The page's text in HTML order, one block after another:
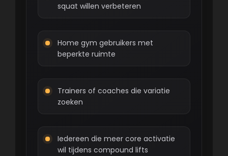
squat willen verbeteren
Home gym gebruikers met
beperkte ruimte
Trainers of coaches die variatie
zoeken
Iedereen die meer core activatie
wil tijdens compound lifts